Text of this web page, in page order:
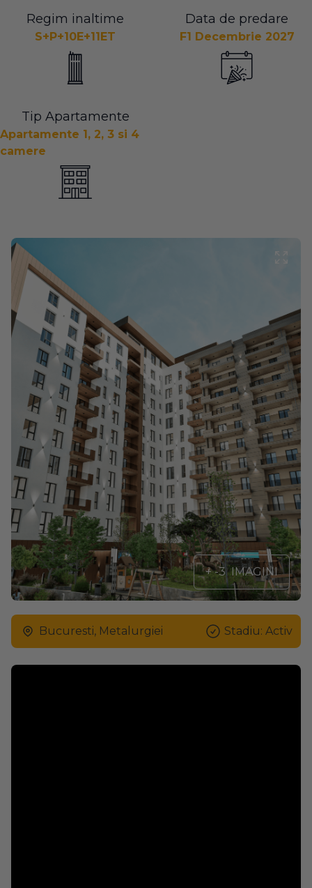
Regim inaltime
S+P+10E+11ET
Data de predare
F1 Decembrie 2027
Tip Apartamente
Apartamente 1, 2, 3 si 4
camere
+ -3 IMAGINI
Bucuresti, Metalurgiei Stadiu: Activ